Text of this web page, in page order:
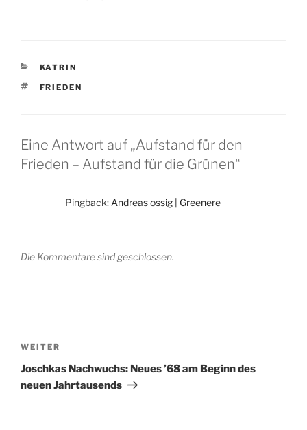
KATEGORIEN
KATRIN
SCHLAGWÖRTER
FRIEDEN
Eine Antwort auf „Aufstand für den
Frieden – Aufstand für die Grünen“
Pingback: Andreas ossig | Greenere
Die Kommentare sind geschlossen.
Nächster
Beitrag
WEITER
Joschkas Nachwuchs: Neues ’68 am Beginn des
neuen Jahrtausends